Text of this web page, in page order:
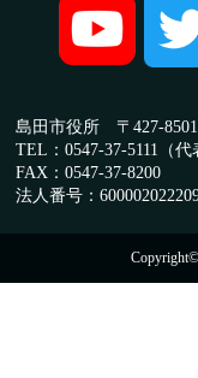
島田市役所 〒427-
TEL：0547-37-5111（代
FAX：0547-37-8200
法人番号：